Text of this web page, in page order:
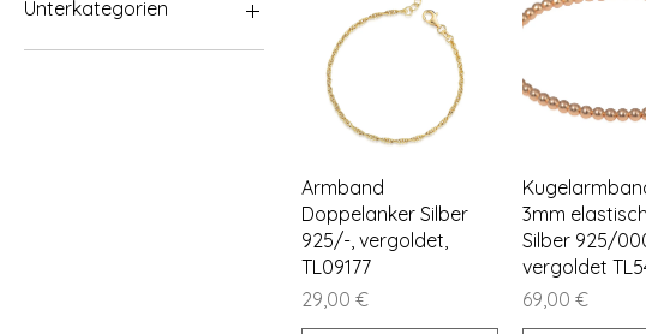
Armbänder
Unterkategorien
Perlmutt/Perlenschmuck
Schnellansicht
Armband
Doppelanker Silber
925/-, vergoldet,
TL09177
Preis
29,00 €
3mm
Silber 925/
vergoldet
Preis
69,00 €